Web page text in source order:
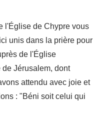
l'Église de Chypre vous
unis dans la prière pour
de l'Église
Jérusalem, dont
attendu avec joie et
: "Béni soit celui qui